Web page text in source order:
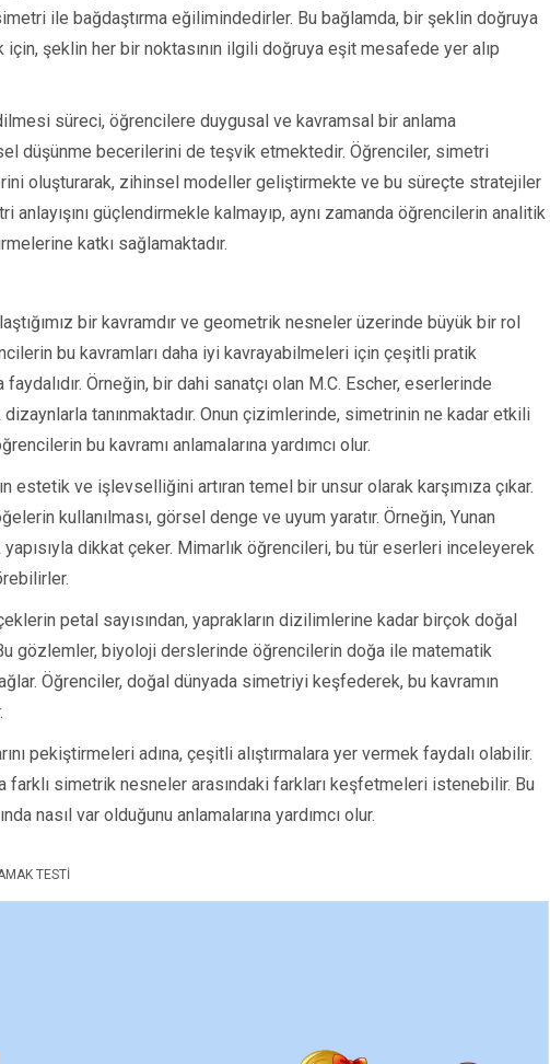
ile bağdaştırma eğilimindedirler. Bu bağlamda, bir şeklin doğruya
şeklin her bir noktasının ilgili doğruya eşit mesafede yer alıp
süreci, öğrencilere duygusal ve kavramsal bir anlama
düşünme becerilerini de teşvik etmektedir. Öğrenciler, simetri
oluşturarak, zihinsel modeller geliştirmekte ve bu süreçte stratejiler
güçlendirmekle kalmayıp, aynı zamanda öğrencilerin analitik
katkı sağlamaktadır.
bir kavramdır ve geometrik nesneler üzerinde büyük bir rol
bu kavramları daha iyi kavrayabilmeleri için çeşitli pratik
Örneğin, bir dahi sanatçı olan M.C. Escher, eserlerinde
tanınmaktadır. Onun çizimlerinde, simetrinin ne kadar etkili
bu kavramı anlamalarına yardımcı olur.
estetik ve işlevselliğini artıran temel bir unsur olarak karşımıza çıkar.
kullanılması, görsel denge ve uyum yaratır. Örneğin, Yunan
dikkat çeker. Mimarlık öğrencileri, bu tür eserleri inceleyerek
petal sayısından, yaprakların dizilimlerine kadar birçok doğal
gözlemler, biyoloji derslerinde öğrencilerin doğa ile matematik
Öğrenciler, doğal dünyada simetriyi keşfederek, bu kavramın
pekiştirmeleri adına, çeşitli alıştırmalara yer vermek faydalı olabilir.
simetrik nesneler arasındaki farkları keşfetmeleri istenebilir. Bu
nasıl var olduğunu anlamalarına yardımcı olur.
TESTI